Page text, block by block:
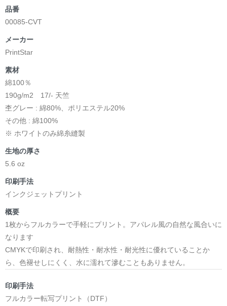
品番
00085-CVT
メーカー
PrintStar
素材
綿100％
190g/m2 17/- 天竺
杢グレー : 綿80%、ポリエステル20%
その他 : 綿100%
※ ホワイトのみ綿糸縫製
生地の厚さ
5.6 oz
印刷手法
インクジェットプリント
概要
1枚からフルカラーで手軽にプリント。アパレル風の自然な風合いに
なります
CMYKで印刷され、耐熱性・耐水性・耐光性に優れていることか
ら、色褪せしにくく、水に濡れて滲むこともありません。
印刷手法
フルカラー転写プリント（DTF）